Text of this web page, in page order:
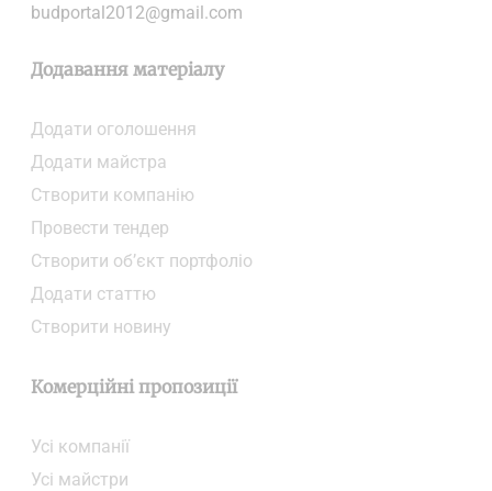
budportal2012@gmail.com
Додавання матеріалу
Додати oголошення
Додати майстра
Створити компанiю
Провести тендер
Створити об’єкт портфоліо
Додати статтю
Створити новину
Комерційні пропозиції
Усі компанії
Усі майстри